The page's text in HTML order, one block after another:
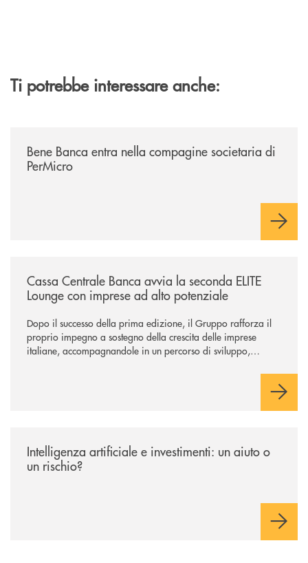
Ti potrebbe interessare anche:
Bene Banca entra nella compagine societaria di
PerMicro
Cassa Centrale Banca avvia la seconda ELITE
Lounge con imprese ad alto potenziale
Dopo il successo della prima edizione, il Gruppo rafforza il
proprio impegno a sostegno della crescita delle imprese
italiane, accompagnandole in un percorso di sviluppo,
Intelligenza artificiale e investimenti: un aiuto o
un rischio?